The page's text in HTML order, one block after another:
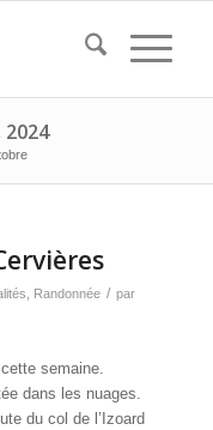
Randonnée / par
semaine.
dans les nuages.
du col de l’Izoard